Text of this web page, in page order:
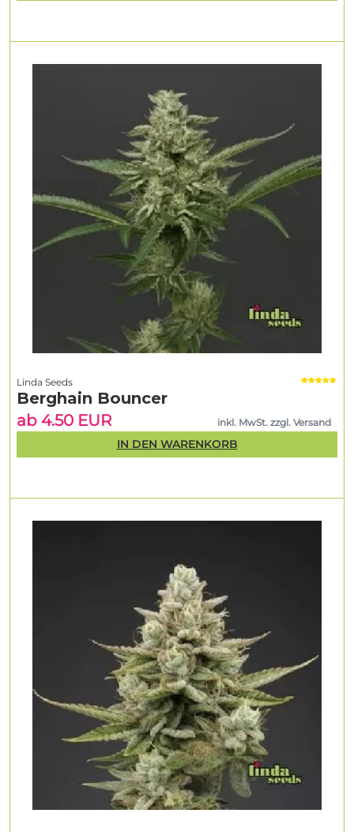
Linda Seeds
Berghain Bouncer
ab 4.50 EUR
inkl. MwSt. zzgl. Versand
IN DEN WARENKORB